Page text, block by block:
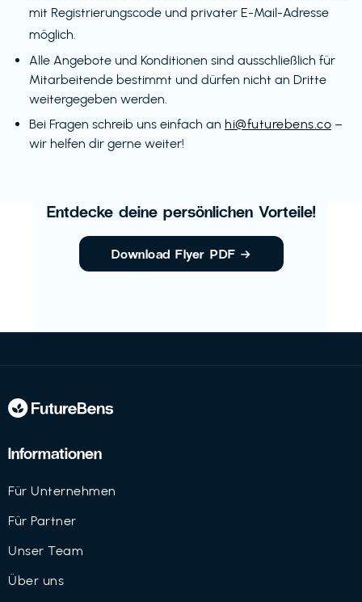
mit Registrierungscode und privater E-Mail-Adresse
möglich.
Alle Angebote und Konditionen sind ausschließlich für
Mitarbeitende bestimmt und dürfen nicht an Dritte
weitergegeben werden.
Bei Fragen schreib uns einfach an hi@futurebens.co –
wir helfen dir gerne weiter!
Entdecke deine persönlichen Vorteile!
Download Flyer PDF →
Informationen
Für Unternehmen
Für Partner
Unser Team
Über uns